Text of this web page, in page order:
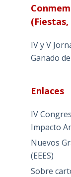
IV y V
Ganado
Enlaces
IV
Impacto
Nuevos
(EEES)
Sobre